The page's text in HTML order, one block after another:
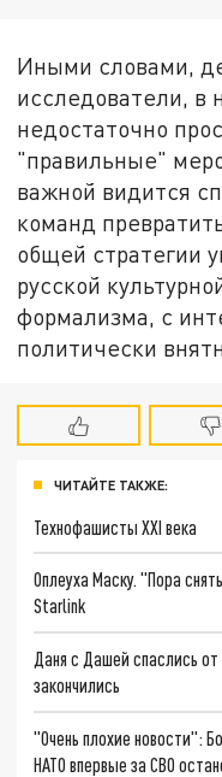
Иными словами,
исследователи,
недостаточно
"правильные"
важной видится
команд
общей стратегии
русской
формализма, с
политически
ЧИТАЙТЕ ТАКЖЕ:
Технофашисты XXI века
Оплеуха Маску. "Пора
Starlink
Даня с Дашей спаслись
закончились
"Очень плохие новости":
НАТО впервые за СВО